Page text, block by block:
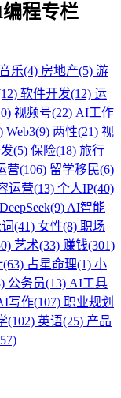
程专栏
乐(4) 房地产(5) 游
软件开发(12) 运
视频号(22) AI工作
Web3(9) 两性(21) 视
(5) 保险(18) 旅行
营(106) 留学移民(6)
运营(13) 个人IP(40)
DeepSeek(9) AI智能
(41) 女性(8) 职场
艺术(33) 赚钱(301)
占星命理(1) 小
公务员(13) AI工具
写作(107) 职业规划
(102) 英语(25) 产品